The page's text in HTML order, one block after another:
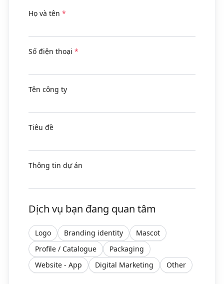
Họ và tên *
Số điện thoại *
Tên công ty
Tiêu đề
Thông tin dự án
Dịch vụ bạn đang quan tâm
Logo Branding identity
Mascot
Profile / Catalogue
Packaging
Website - App
Digital Marketing Other